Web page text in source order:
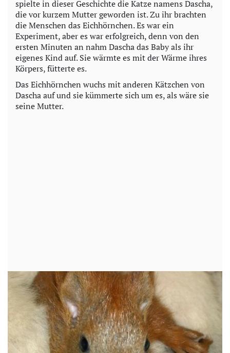
spielte in dieser Geschichte die Katze namens Dascha,
die vor kurzem Mutter geworden ist. Zu ihr brachten
die Menschen das Eichhörnchen. Es war ein
Experiment, aber es war erfolgreich, denn von den
ersten Minuten an nahm Dascha das Baby als ihr
eigenes Kind auf. Sie wärmte es mit der Wärme ihres
Körpers, fütterte es.
Das Eichhörnchen wuchs mit anderen Kätzchen von
Dascha auf und sie kümmerte sich um es, als wäre sie
seine Mutter.